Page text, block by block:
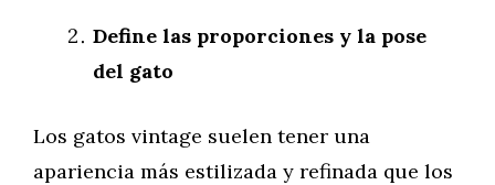
Define las proporciones y la pose
del gato
Los gatos vintage suelen tener una
apariencia más estilizada y refinada que los